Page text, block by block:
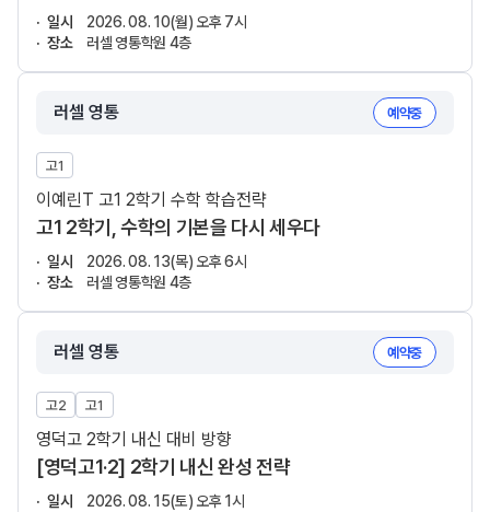
일시
2026. 08. 10(월) 오후 7시
장소
러셀 영통학원 4층
러셀 영통 예약중
고1
이예린T 고1 2학기 수학 학습전략
고1 2학기, 수학의 기본을 다시 세우다
일시
2026. 08. 13(목) 오후 6시
장소
러셀 영통학원 4층
러셀 영통 예약중
고2 고1
영덕고 2학기 내신 대비 방향
[영덕고1·2] 2학기 내신 완성 전략
일시
2026. 08. 15(토) 오후 1시